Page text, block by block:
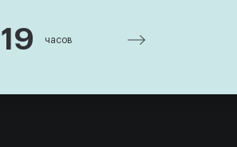
19 часов